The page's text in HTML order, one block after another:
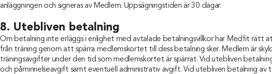
anläggningen och signeras av Medlem. Uppsägningstiden är 30 dagar.
8. Utebliven betalning
Om betalning inte erläggs i enlighet med avtalade betalningsvillkor har Medfit rätt
från träning genom att spärra medlemskortet till dess betalning sker. Medlem är
träningsavgifter under den tid som medlemskortet är spärrat. Vid utebliven
och påminnelseavgift samt eventuell administrativ avgift. Vid utebliven betalning av